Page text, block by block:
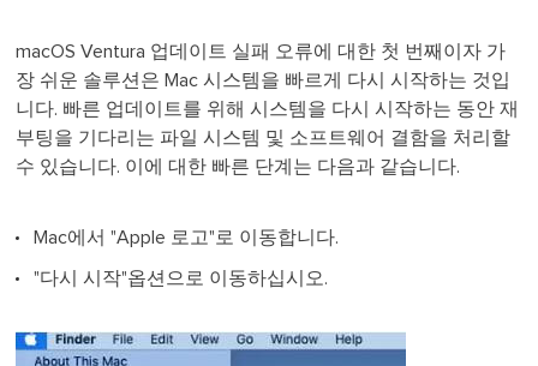
macOS Ventura 업데이트 실패 오류에 대한 첫 번째이자 가
장 쉬운 솔루션은 Mac 시스템을 빠르게 다시 시작하는 것입
니다. 빠른 업데이트를 위해 시스템을 다시 시작하는 동안 재
부팅을 기다리는 파일 시스템 및 소프트웨어 결함을 처리할
수 있습니다. 이에 대한 빠른 단계는 다음과 같습니다.
Mac에서 "Apple 로고"로 이동합니다.
"다시 시작"옵션으로 이동하십시오.